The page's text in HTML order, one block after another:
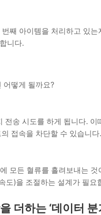
째 아이템을 처리하고 있
니다.
어떻게 될까요?
전송 시도를 하게 됩니다. 이
접속을 차단할 수 있습니다.
모든 혈류를 흘려보내는 것
도)을 조절하는 설계가 필요
더하는 ‘데이터 분